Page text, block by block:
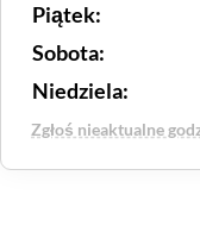
Piątek:
Sobota:
Niedziela:
Zgłoś nieaktualne